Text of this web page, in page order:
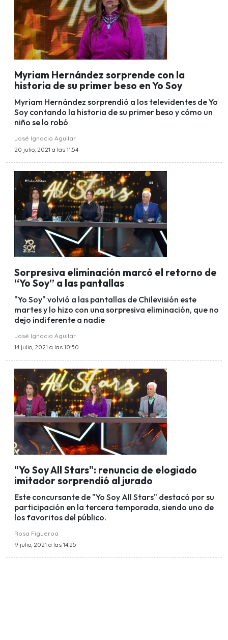
Myriam Hernández sorprende con la
historia de su primer beso en Yo Soy
Myriam Hernández sorprendió a los televidentes de Yo
Soy contando la historia de su primer beso y cómo un
niño se lo robó
José Ignacio Aguilar
20 julio, 2021 a las 11:54
Sorpresiva eliminación marcó el retorno de
“Yo Soy” a las pantallas
"Yo Soy" volvió a las pantallas de Chilevisión este
martes y lo hizo con una sorpresiva eliminación, que no
dejo indiferente a nadie
José Ignacio Aguilar
14 julio, 2021 a las 10:50
"Yo Soy All Stars": renuncia de elogiado
imitador sorprendió al jurado
Este concursante de "Yo Soy All Stars" destacó por su
participación en la tercera temporada, siendo uno de
los favoritos del público.
Rosa Figueroa
9 julio, 2021 a las 14:25